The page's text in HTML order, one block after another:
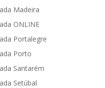
Madeira
ONLINE
Portalegre
Porto
Santarém
Setúbal